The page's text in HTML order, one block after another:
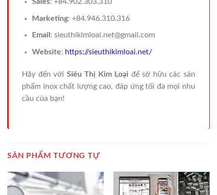
Marketing: +84.946.310.316
Email : sieuthikimloai.net@gmail.com
Website: https://sieuthikimloai.net/
Hãy đến với Siêu Thị Kim Loại để sở hữu các sản
phẩm inox chất lượng cao, đáp ứng tối đa mọi nhu
cầu của bạn!
SẢN PHẨM TƯƠNG TỰ